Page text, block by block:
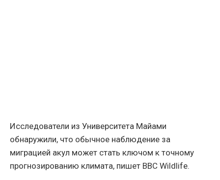
Исследователи из Университета Майами
обнаружили, что обычное наблюдение за
миграцией акул может стать ключом к точному
прогнозированию климата, пишет BBC Wildlife.